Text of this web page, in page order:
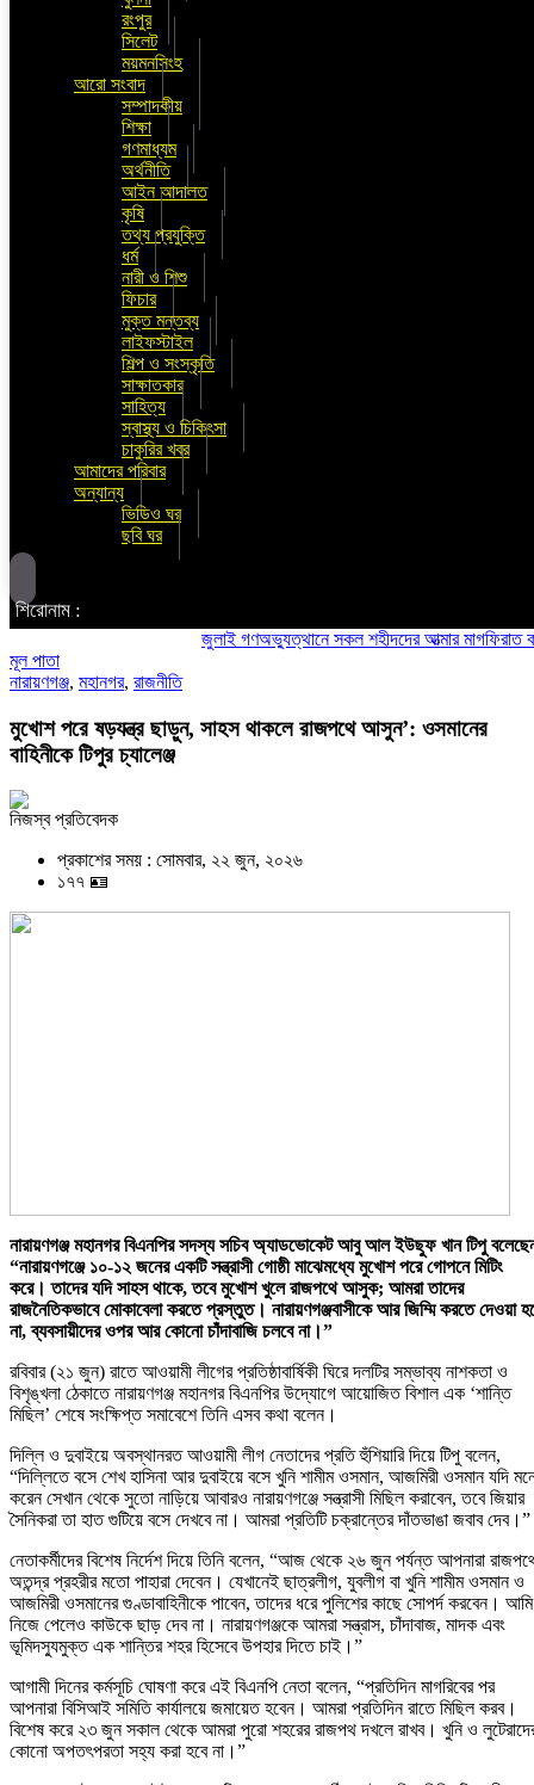
রংপুর
সিলেট
ময়মনসিংহ
আরো সংবাদ
সম্পাদকীয়
শিক্ষা
গণমাধ্যম
অর্থনীতি
আইন আদালত
কৃষি
তথ্য প্রযুক্তি
ধর্ম
নারী ও শিশু
ফিচার
মুক্ত মন্তব্য
লাইফস্টাইল
শিল্প ও সংস্কৃতি
সাক্ষাতকার
সাহিত্য
স্বাস্থ্য ও চিকিৎসা
চাকুরির খবর
আমাদের পরিবার
অন্যান্য
ভিডিও ঘর
ছবি ঘর
শিরোনাম :
জুলাই গণঅভ্যুত্থানে সকল শহীদদের আত্মার মাগফিরাত কামনায়
মূল পাতা
নারায়ণগঞ্জ, মহানগর, রাজনীতি
মুখোশ পরে ষড়যন্ত্র ছাড়ুন, সাহস থাকলে রাজপথে আসুন’: ওসমানের
বাহিনীকে টিপুর চ্যালেঞ্জ
নিজস্ব প্রতিবেদক
প্রকাশের সময় : সোমবার, ২২ জুন, ২০২৬
১৭৭ 🪪
নারায়ণগঞ্জ মহানগর বিএনপির সদস্য সচিব অ্যাডভোকেট আবু আল ইউছুফ খান টিপু
“নারায়ণগঞ্জে ১০-১২ জনের একটি সন্ত্রাসী গোষ্ঠী মাঝেমধ্যে মুখোশ পরে গোপনে মিটিং
করে। তাদের যদি সাহস থাকে, তবে মুখোশ খুলে রাজপথে আসুক; আমরা তাদের
রাজনৈতিকভাবে মোকাবেলা করতে প্রস্তুত। নারায়ণগঞ্জবাসীকে আর জিম্মি করতে দেওয়া
না, ব্যবসায়ীদের ওপর আর কোনো চাঁদাবাজি চলবে না।”
রবিবার (২১ জুন) রাতে আওয়ামী লীগের প্রতিষ্ঠাবার্ষিকী ঘিরে দলটির সম্ভাব্য নাশকতা ও
বিশৃঙ্খলা ঠেকাতে নারায়ণগঞ্জ মহানগর বিএনপির উদ্যোগে আয়োজিত বিশাল এক ‘শান্তি
মিছিল’ শেষে সংক্ষিপ্ত সমাবেশে তিনি এসব কথা বলেন।
দিল্লি ও দুবাইয়ে অবস্থানরত আওয়ামী লীগ নেতাদের প্রতি হুঁশিয়ারি দিয়ে টিপু বলেন,
“দিল্লিতে বসে শেখ হাসিনা আর দুবাইয়ে বসে খুনি শামীম ওসমান, আজমিরী ওসমান যদি
করেন সেখান থেকে সুতো নাড়িয়ে আবারও নারায়ণগঞ্জে সন্ত্রাসী মিছিল করাবেন, তবে জিয়ার
সৈনিকরা তা হাত গুটিয়ে বসে দেখবে না। আমরা প্রতিটি চক্রান্তের দাঁতভাঙা জবাব দেব।”
নেতাকর্মীদের বিশেষ নির্দেশ দিয়ে তিনি বলেন, “আজ থেকে ২৬ জুন পর্যন্ত আপনারা
অতন্দ্র প্রহরীর মতো পাহারা দেবেন। যেখানেই ছাত্রলীগ, যুবলীগ বা খুনি শামীম ওসমান ও
আজমিরী ওসমানের গুণ্ডাবাহিনীকে পাবেন, তাদের ধরে পুলিশের কাছে সোপর্দ করবেন। আমি
নিজে পেলেও কাউকে ছাড় দেব না। নারায়ণগঞ্জকে আমরা সন্ত্রাস, চাঁদাবাজ, মাদক এবং
ভূমিদস্যুমুক্ত এক শান্তির শহর হিসেবে উপহার দিতে চাই।”
আগামী দিনের কর্মসূচি ঘোষণা করে এই বিএনপি নেতা বলেন, “প্রতিদিন মাগরিবের পর
আপনারা বিসিআই সমিতি কার্যালয়ে জমায়েত হবেন। আমরা প্রতিদিন রাতে মিছিল করব।
বিশেষ করে ২৩ জুন সকাল থেকে আমরা পুরো শহরের রাজপথ দখলে রাখব। খুনি ও
কোনো অপতৎপরতা সহ্য করা হবে না।”